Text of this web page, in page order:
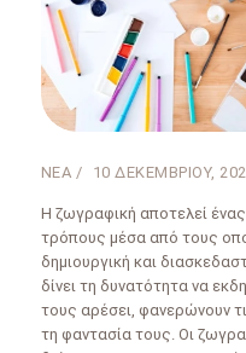
ΝΈΑ 10 ΔΕΚΕΜΒΡΊΟΥ,
Η ζωγραφική αποτελεί
τρόπους μέσα από τους
δημιουργική και
δίνει τη δυνατότητα να
τους αρέσει, φανερώνουν
τη φαντασία τους. Οι